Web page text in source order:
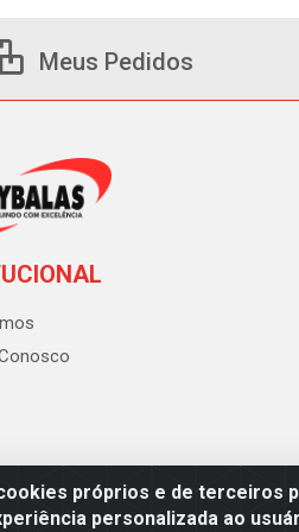
próprios e de terceiros
personalizada ao
Meus Pedidos